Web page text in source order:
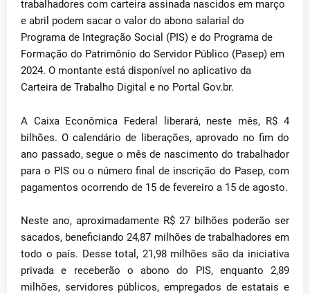
trabalhadores com carteira assinada nascidos em março
e abril podem sacar o valor do abono salarial do
Programa de Integração Social (PIS) e do Programa de
Formação do Patrimônio do Servidor Público (Pasep) em
2024. O montante está disponível no aplicativo da
Carteira de Trabalho Digital e no Portal Gov.br.
A Caixa Econômica Federal liberará, neste mês, R$ 4
bilhões. O calendário de liberações, aprovado no fim do
ano passado, segue o mês de nascimento do trabalhador
para o PIS ou o número final de inscrição do Pasep, com
pagamentos ocorrendo de 15 de fevereiro a 15 de agosto.
Neste ano, aproximadamente R$ 27 bilhões poderão ser
sacados, beneficiando 24,87 milhões de trabalhadores em
todo o país. Desse total, 21,98 milhões são da iniciativa
privada e receberão o abono do PIS, enquanto 2,89
milhões, servidores públicos, empregados de estatais e